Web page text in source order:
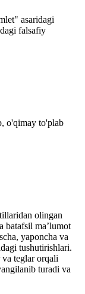
asaridagi
falsafiy
o'qimay to'plab
olingan
batafsil maʼlumot
yaponcha va
tushutirishlari.
teglar orqali
turadi va